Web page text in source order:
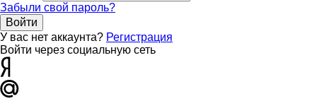
Забыли свой пароль?
Войти
У вас нет аккаунта? Регистрация
Войти через социальную сеть